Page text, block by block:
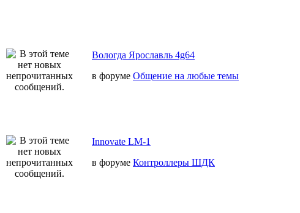
Вологда Ярославль 4g64
в форуме Общение на любые темы
Innovate LM-1
в форуме Контроллеры ШДК